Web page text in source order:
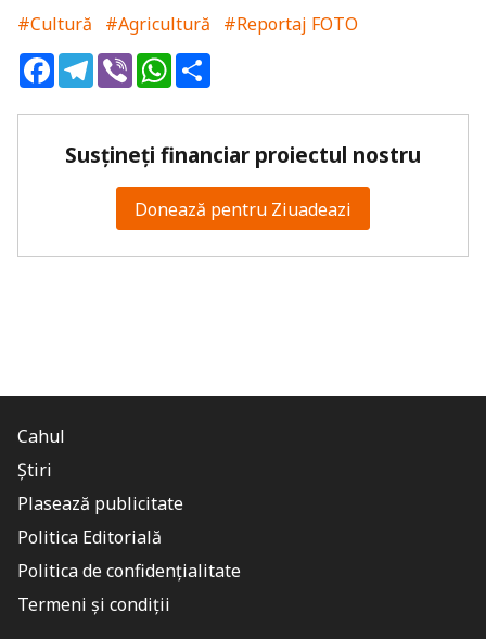
#Cultură #Agricultură
#Reportaj FOTO
FacebookTelegram
ViberWhatsApp
Susțineți financiar proiectul nostru
Donează pentru Ziuadeazi
Cahul
Știri
Plasează publicitate
Politica Editorială
Politica de confidențialitate
Termeni și condiții